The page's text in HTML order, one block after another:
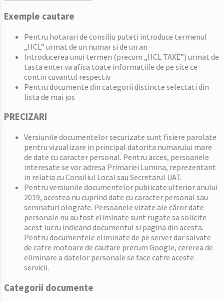
Exemple cautare
Pentru hotarari de consiliu puteti introduce termenul
„HCL” urmat de un numar si de un an
Introducerea unui termen (precum „HCL TAXE”) urmat de
tasta enter va afisa toate informatiile de pe site ce
contin cuvantul respectiv
Pentru documente din categorii distincte selectati din
lista de mai jos
PRECIZARI
Versiunile documentelor securizate sunt fisiere parolate
pentru vizualizare in principal datorita numarului mare
de date cu caracter personal. Pentru acces, persoanele
interesate se vor adresa Primariei Lumina, reprezentant
in relatia cu Consiliul Local sau Secretarul UAT.
Pentru versiunile documentelor publicate ulterior anului
2019, acestea nu cuprind date cu caracter personal sau
semnaturi olografe. Persoanele vizate ale căror date
personale nu au fost eliminate sunt rugate sa solicite
acest lucru indicand documentul si pagina din acesta.
Pentru documentele eliminate de pe server dar salvate
de catre motoare de cautare precum Google, cererea de
eliminare a datelor personale se face catre aceste
servicii.
Categorii documente